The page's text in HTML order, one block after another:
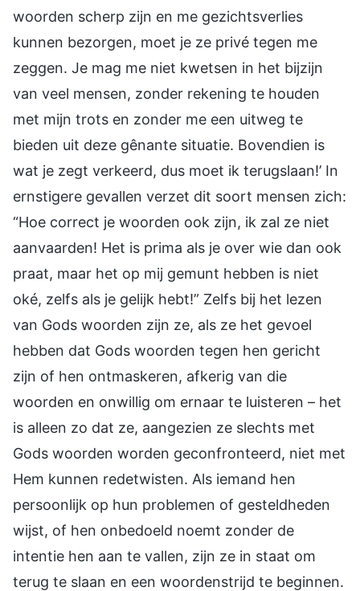
woorden scherp zijn en me gezichtsverlies
kunnen bezorgen, moet je ze privé tegen me
zeggen. Je mag me niet kwetsen in het bijzijn
van veel mensen, zonder rekening te houden
met mijn trots en zonder me een uitweg te
bieden uit deze gênante situatie. Bovendien is
wat je zegt verkeerd, dus moet ik terugslaan!’ In
ernstigere gevallen verzet dit soort mensen zich:
“Hoe correct je woorden ook zijn, ik zal ze niet
aanvaarden! Het is prima als je over wie dan ook
praat, maar het op mij gemunt hebben is niet
oké, zelfs als je gelijk hebt!” Zelfs bij het lezen
van Gods woorden zijn ze, als ze het gevoel
hebben dat Gods woorden tegen hen gericht
zijn of hen ontmaskeren, afkerig van die
woorden en onwillig om ernaar te luisteren – het
is alleen zo dat ze, aangezien ze slechts met
Gods woorden worden geconfronteerd, niet met
Hem kunnen redetwisten. Als iemand hen
persoonlijk op hun problemen of gesteldheden
wijst, of hen onbedoeld noemt zonder de
intentie hen aan te vallen, zijn ze in staat om
terug te slaan en een woordenstrijd te beginnen.